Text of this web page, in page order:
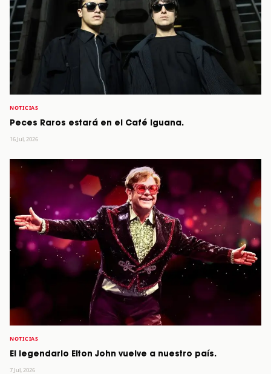
NOTICIAS
Peces Raros estará en el Café Iguana.
16 Jul, 2026
NOTICIAS
El legendario Elton John vuelve a nuestro país.
7 Jul, 2026